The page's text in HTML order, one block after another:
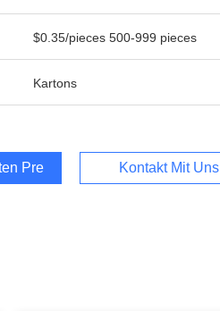
$0.35/pieces 500-999 pieces
Kartons
Preis Kontakt Mit Uns